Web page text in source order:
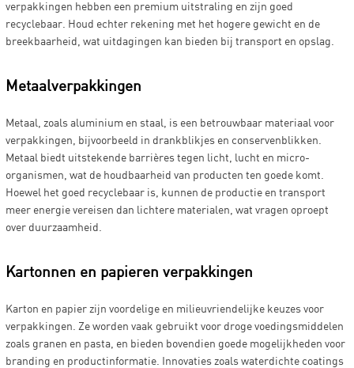
verpakkingen hebben een premium uitstraling en zijn goed
recyclebaar. Houd echter rekening met het hogere gewicht en de
breekbaarheid, wat uitdagingen kan bieden bij transport en opslag.
Metaalverpakkingen
Metaal, zoals aluminium en staal, is een betrouwbaar materiaal voor
verpakkingen, bijvoorbeeld in drankblikjes en conservenblikken.
Metaal biedt uitstekende barrières tegen licht, lucht en micro-
organismen, wat de houdbaarheid van producten ten goede komt.
Hoewel het goed recyclebaar is, kunnen de productie en transport
meer energie vereisen dan lichtere materialen, wat vragen oproept
over duurzaamheid.
Kartonnen en papieren verpakkingen
Karton en papier zijn voordelige en milieuvriendelijke keuzes voor
verpakkingen. Ze worden vaak gebruikt voor droge voedingsmiddelen
zoals granen en pasta, en bieden bovendien goede mogelijkheden voor
branding en productinformatie. Innovaties zoals waterdichte coatings